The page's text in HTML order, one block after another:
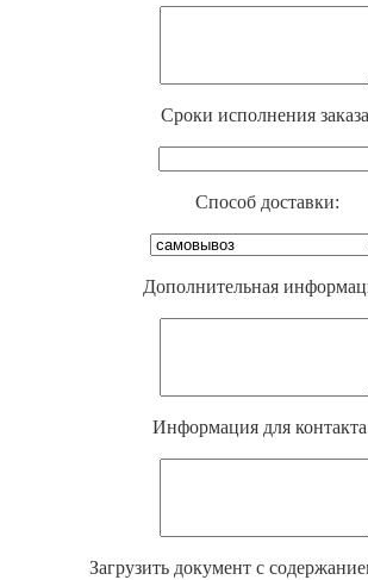
Cроки исполнения
Способ доставки:
Дополнительная
Информация для
Загрузить документ с